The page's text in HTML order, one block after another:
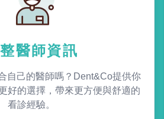
醫師資訊
自己的醫師嗎？Dent&Co提供你
好的選擇，帶來更方便與舒適的
看診經驗。